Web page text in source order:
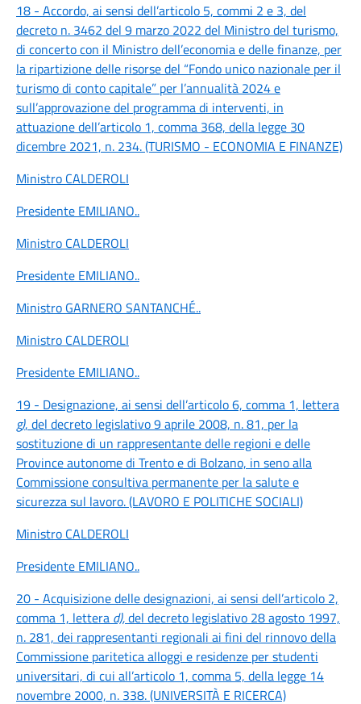
18 - Accordo, ai sensi dell’articolo 5, commi 2 e 3, del
decreto n. 3462 del 9 marzo 2022 del Ministro del turismo,
di concerto con il Ministro dell’economia e delle finanze, per
la ripartizione delle risorse del “Fondo unico nazionale per il
turismo di conto capitale” per l’annualità 2024 e
sull’approvazione del programma di interventi, in
attuazione dell’articolo 1, comma 368, della legge 30
dicembre 2021, n. 234. (TURISMO - ECONOMIA E FINANZE)
Ministro CALDEROLI
Presidente EMILIANO..
Ministro CALDEROLI
Presidente EMILIANO..
Ministro GARNERO SANTANCHÉ..
Ministro CALDEROLI
Presidente EMILIANO..
19 - Designazione, ai sensi dell’articolo 6, comma 1, lettera
g), del decreto legislativo 9 aprile 2008, n. 81, per la
sostituzione di un rappresentante delle regioni e delle
Province autonome di Trento e di Bolzano, in seno alla
Commissione consultiva permanente per la salute e
sicurezza sul lavoro. (LAVORO E POLITICHE SOCIALI)
Ministro CALDEROLI
Presidente EMILIANO..
20 - Acquisizione delle designazioni, ai sensi dell’articolo 2,
comma 1, lettera d),del decreto legislativo 28 agosto 1997,
n. 281, dei rappresentanti regionali ai fini del rinnovo della
Commissione paritetica alloggi e residenze per studenti
universitari, di cui all’articolo 1, comma 5, della legge 14
novembre 2000, n. 338. (UNIVERSITÀ E RICERCA)